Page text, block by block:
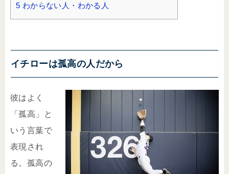
5 わからない人・わかる人
イチローは孤高の人だから
彼はよく
「孤高」と
いう言葉で
表現され
る。孤高の